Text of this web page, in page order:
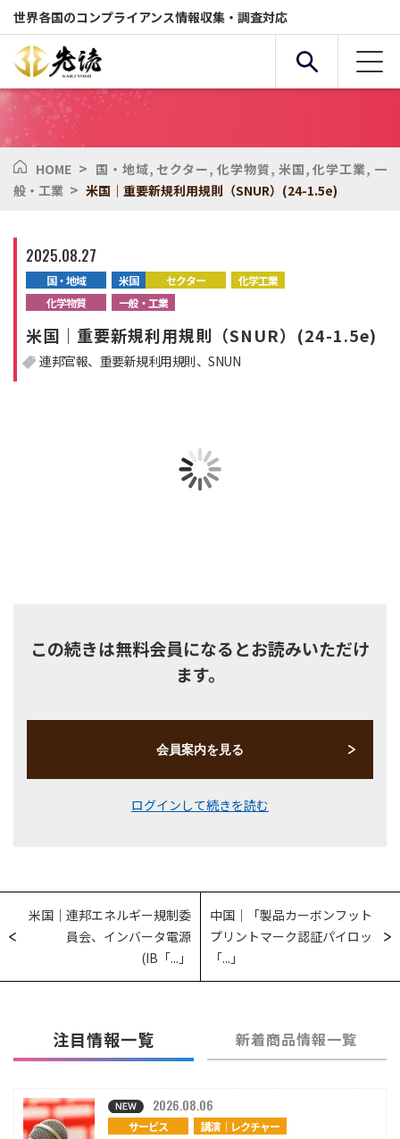
世界各国のコンプライアンス情報収集・調査対応
複合条件検索
全般
化学物質 環境
HOME > 国・地域, セクター,化学物質, 米国,化学工業, 一
般・工業 > 米国｜重要新規利用規則（SNUR）(24-1.5e)
2025.08.27
国・地域 米国 セクター
化学工業
化学物質
一般・工業
米国｜重要新規利用規則（SNUR）(24-1.5e)
連邦官報 重要新規利用規則 SNUN
この続きは無料会員になるとお読みいただけ
ます。
会員案内を見る
ログインして続きを読む
米国｜連邦エネルギー規制委
員会、インバータ電源
(IB「...」
中国｜「製品カーボンフット
プリントマーク認証パイロッ
「...」
注目情報一覧 新着商品情報一覧
サービス
講演｜レクチャー
2026.08.06